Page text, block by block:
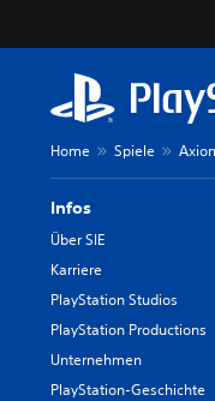
Home Spiele
Infos
Über SIE
Karriere
PlayStation Studios
PlayStation Productions
Unternehmen
PlayStation-Geschichte